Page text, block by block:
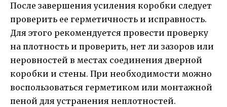
После завершения усиления коробки следует
проверить ее герметичность и исправность.
Для этого рекомендуется провести проверку
на плотность и проверить, нет ли зазоров или
неровностей в местах соединения дверной
коробки и стены. При необходимости можно
воспользоваться герметиком или монтажной
пеной для устранения неплотностей.